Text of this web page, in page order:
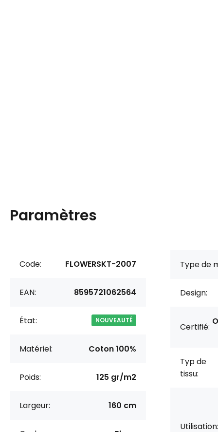
Paramètres
Code: FLOWERSKT-2007
EAN: 8595721062564
État: NOUVEAUTÉ
Matériel: Coton 100%
Poids: 125 gr/m2
Largeur: 160 cm
Type de
Design:
Certifié:
Typ de
tissu:
Utilisation: